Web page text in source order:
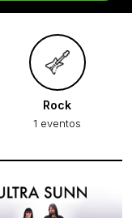
Rock
1 eventos